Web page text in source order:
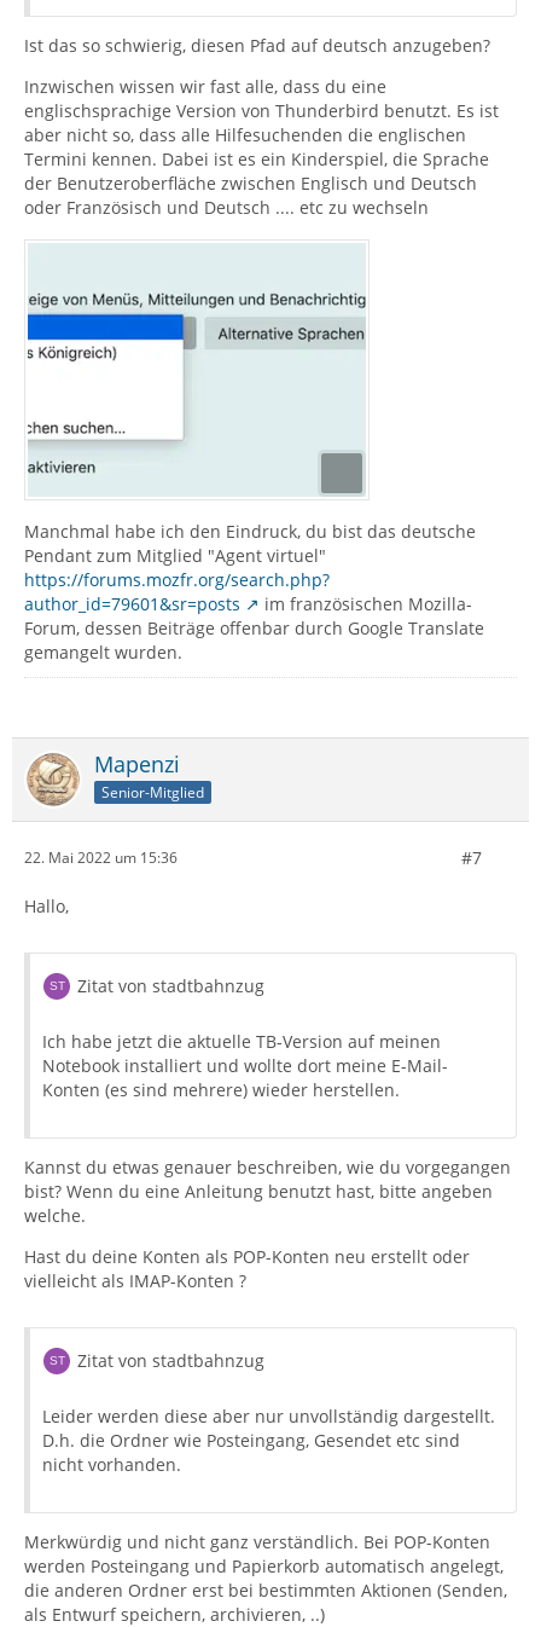
Ist das so schwierig, diesen Pfad auf deutsch anzugeben?
Inzwischen wissen wir fast alle, dass du eine
englischsprachige Version von Thunderbird benutzt. Es ist
aber nicht so, dass alle Hilfesuchenden die englischen
Termini kennen. Dabei ist es ein Kinderspiel, die Sprache
der Benutzeroberfläche zwischen Englisch und Deutsch
oder Französisch und Deutsch .... etc zu wechseln
Manchmal habe ich den Eindruck, du bist das deutsche
Pendant zum Mitglied "Agent virtuel"
https://forums.mozfr.org/search.php?
author_id=79601&sr=posts
im französischen Mozilla-
Forum, dessen Beiträge offenbar durch Google Translate
gemangelt wurden.
Mapenzi
Senior-Mitglied
22. Mai 2022 um 15:36 #7
Hallo,
Zitat von stadtbahnzug
Ich habe jetzt die aktuelle TB-Version auf meinen
Notebook installiert und wollte dort meine E-Mail-
Konten (es sind mehrere) wieder herstellen.
Kannst du etwas genauer beschreiben, wie du vorgegangen
bist? Wenn du eine Anleitung benutzt hast, bitte angeben
welche.
Hast du deine Konten als POP-Konten neu erstellt oder
vielleicht als IMAP-Konten ?
Zitat von stadtbahnzug
Leider werden diese aber nur unvollständig dargestellt.
D.h. die Ordner wie Posteingang, Gesendet etc sind
nicht vorhanden.
Merkwürdig und nicht ganz verständlich. Bei POP-Konten
werden Posteingang und Papierkorb automatisch angelegt,
die anderen Ordner erst bei bestimmten Aktionen (Senden,
als Entwurf speichern, archivieren, ..)